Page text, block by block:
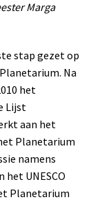
Marga
stap gezet op
Na
het
Lijst
aan het
Planetarium
namens
het UNESCO
Planetarium